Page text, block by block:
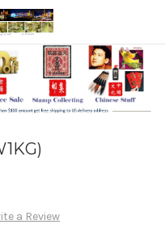
a Review